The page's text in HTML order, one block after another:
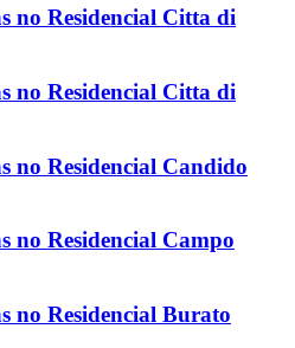
no Residencial Citta di
no Residencial Citta di
no Residencial Candido
no Residencial Campo
no Residencial Burato